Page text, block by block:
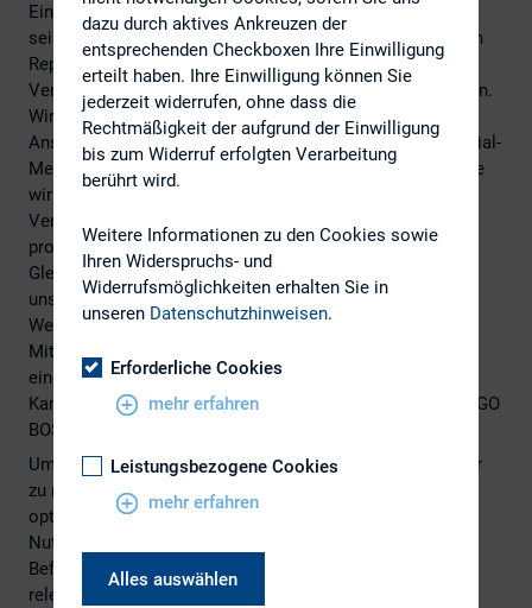
Eine weitere Besonderheit des digitalen Berichts liegt in
seiner starken Vernetzung: Wir bei HUGO BOSS verstehen
Reporting als kontinuierliche, über die eigentliche
Veröffentlichung hinausgehende Netzwerkkommunikation.
Wir verfolgen deshalb einen konsequenten Multichannel-
Ansatz. So sorgte insbesondere eine breit angelegte Social-
Media-Kampagne auf LinkedIn und Twitter, mit deren Hilfe
wir Report-Postings auch in den Monaten nach der
Veröffentlichung aktiv steuerten, mit vielen eigens dafür
produzierten Kurzvideos für große Aufmerksamkeit.
Gleichzeitig haben wir den Bericht aktiv mit sämtlichen
unserer internen Plattformen wie etwa unserer Corporate
Website, dem Intranet oder der globalen HUGO BOSS
Mitarbeiter-App verknüpft. Darüber hinaus haben wir mit
einer eigens für den Bericht initiierten Google-Ads-
Kampagne die Reichweite und Aufmerksamkeit in für HUGO
BOSS relevanten Märkten zusätzlich erhöht.
Um den Kommunikationserfolg unseres Berichts sichtbar
zu machen haben wir die Messbarkeit konsequent
optimiert. Neben der Erhebung umfangreicher
Nutzungsdaten liefert eine integrierte Stakeholder-
Befragung spannende Insights zur Bestimmung der
relevantesten Usergruppen und zeigt auf, welche
dazu durch aktives Ankreuzen der
entsprechenden Checkboxen Ihre Einwilligung
erteilt haben. Ihre Einwilligung können Sie
jederzeit widerrufen, ohne dass die
Rechtmäßigkeit der aufgrund der Einwilligung
bis zum Widerruf erfolgten Verarbeitung
berührt wird.
Weitere Informationen zu den Cookies sowie
Ihren Widerspruchs- und
Widerrufsmöglichkeiten erhalten Sie in
unseren Datenschutzhinweisen.
Erforderliche Cookies
mehr erfahren
Leistungsbezogene Cookies
mehr erfahren
Alles auswählen